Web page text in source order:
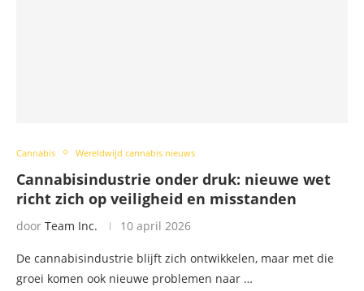
Cannabis Wereldwijd cannabis nieuws
Cannabisindustrie onder druk: nieuwe wet
richt zich op veiligheid en misstanden
door Team Inc. 10 april 2026
De cannabisindustrie blijft zich ontwikkelen, maar met die
groei komen ook nieuwe problemen naar …